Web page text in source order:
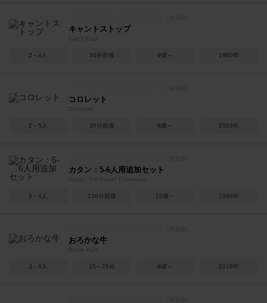
キャントストップ
2～4人 30分前後 9歳～ 1980年
コロレット
2～5人 30分前後 8歳～ 2003年
カタン：5-6人用追加セット
Catan: 5-6 Player Extension
5～6人 120分前後 10歳～ 1996年
おろかな牛
Blöde Kuh
3～6人 15～25分 8歳～ 2018年